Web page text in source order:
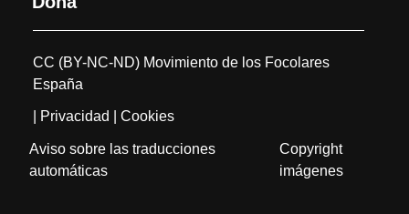
CC (BY-NC-ND) Movimiento de los Focolares
España
| Privacidad | Cookies
Aviso sobre las traducciones
automáticas
Copyright
imágenes